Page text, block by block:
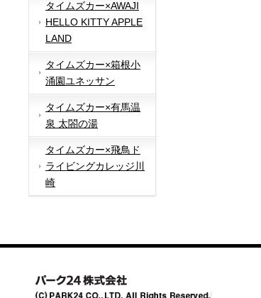
タイムズカー×AWAJI
HELLO KITTY APPLE
LAND
タイムズカー×箱根小
涌園ユネッサン
タイムズカー×有馬温
泉 太閤の湯
タイムズカー×飛鳥ド
ライビングカレッジ川
崎